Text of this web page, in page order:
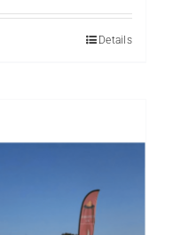
Details